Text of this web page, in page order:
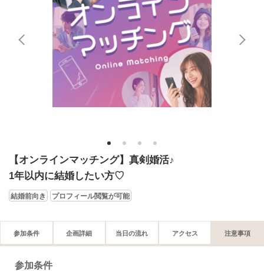
1 2 3 4
【オンラインマッチング】真剣婚活♪
1年以内に結婚したい方♡
結婚前向き プロフィール閲覧が可能
参加条件 企画詳細 当日の流れ アクセス 注意事項
参加条件